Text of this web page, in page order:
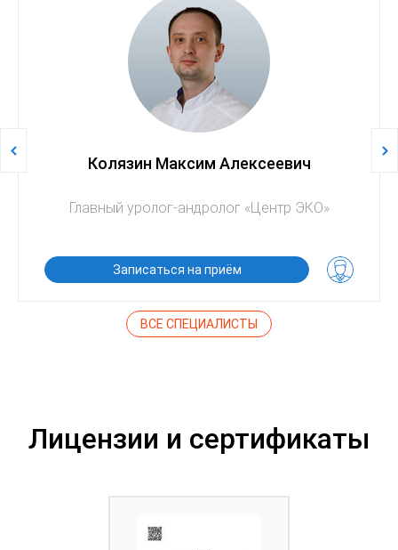
Колязин Максим Алексеевич
Главный уролог-андролог «Центр ЭКО»
Записаться на приём
ВСЕ СПЕЦИАЛИСТЫ
Лицензии и сертификаты